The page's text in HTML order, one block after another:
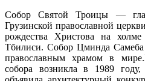
Собор Святой Троицы —
Грузинской православной
рождества Христова на
Тбилиси. Собор Цминда Самеба
православным храмом в
собора возникла в 1989 году,